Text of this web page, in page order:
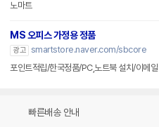
노마트
MS 오피스 가정용 정품
광고 smartstore.naver.com/sbcore
포인트적립/한국정품/PC,노트북 설치/이메
빠른배송 안내